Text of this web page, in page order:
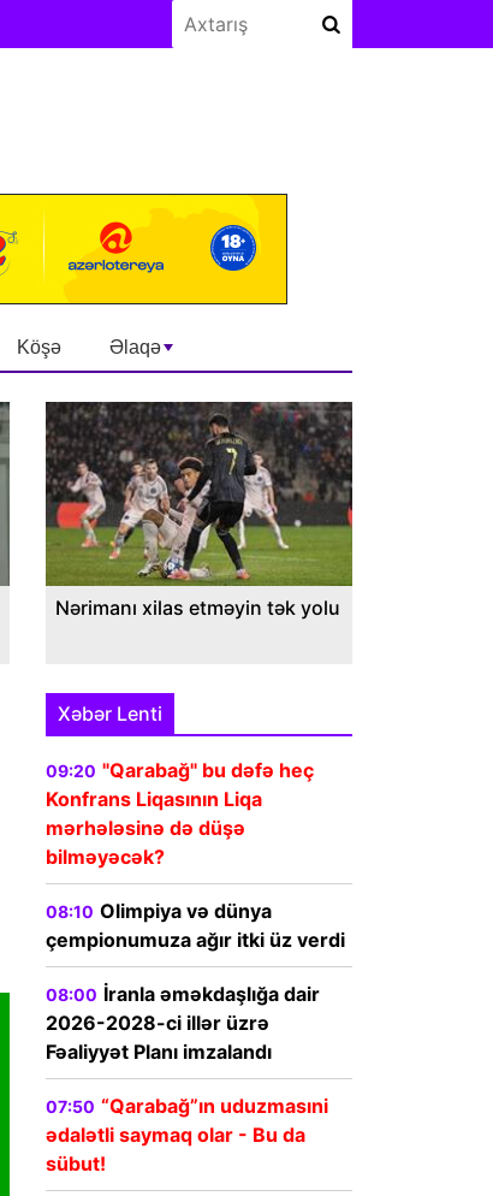
Köşə Əlaqə
Nərimanı xilas etməyin tək yolu
Xəbər Lenti
09:20 "Qarabağ" bu dəfə heç
Konfrans Liqasının Liqa
mərhələsinə də düşə
bilməyəcək?
08:10 Olimpiya və dünya
çempionumuza ağır itki üz verdi
08:00 İranla əməkdaşlığa dair
2026-2028-ci illər üzrə
Fəaliyyət Planı imzalandı
07:50 “Qarabağ”ın uduzmasıni
ədalətli saymaq olar - Bu da
sübut!